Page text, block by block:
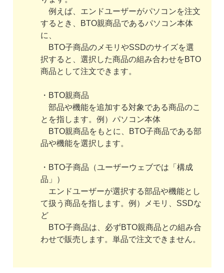
例えば、エンドユーザーがパソコンを注文
するとき、BTO親商品であるパソコン本体
に、
BTO子商品のメモリやSSDのサイズを選
択すると、選択した商品の組み合わせをBTO
商品として注文できます。
・BTO親商品
部品や機能を追加する対象である商品のこ
とを指します。例）パソコン本体
BTO親商品をもとに、BTO子商品である部
品や機能を選択します。
・BTO子商品（ユーザーウェブでは「構成
品」）
エンドユーザーが選択する部品や機能とし
て扱う商品を指します。例）メモリ、SSDな
ど
BTO子商品は、必ずBTO親商品との組み合
わせで販売します。単品で注文できません。